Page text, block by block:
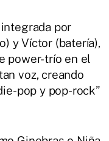
por
y Víctor (batería),
power-trío en el
voz, creando
pop y pop-rock”